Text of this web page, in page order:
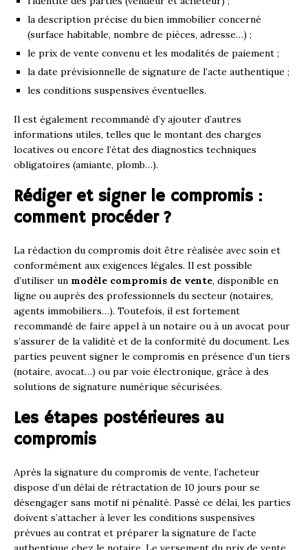
la description précise du bien immobilier concerné
(surface habitable, nombre de pièces, adresse…) ;
le prix de vente convenu et les modalités de paiement ;
la date prévisionnelle de signature de l’acte authentique ;
les conditions suspensives éventuelles.
Il est également recommandé d’y ajouter d’autres
informations utiles, telles que le montant des charges
locatives ou encore l’état des diagnostics techniques
obligatoires (amiante, plomb…).
Rédiger et signer le compromis :
comment procéder ?
La rédaction du compromis doit être réalisée avec soin et
conformément aux exigences légales. Il est possible
d’utiliser un modèle compromis de vente, disponible en
ligne ou auprès des professionnels du secteur (notaires,
agents immobiliers…). Toutefois, il est fortement
recommandé de faire appel à un notaire ou à un avocat pour
s’assurer de la validité et de la conformité du document. Les
parties peuvent signer le compromis en présence d’un tiers
(notaire, avocat…) ou par voie électronique, grâce à des
solutions de signature numérique sécurisées.
Les étapes postérieures au
compromis
Après la signature du compromis de vente, l’acheteur
dispose d’un délai de rétractation de 10 jours pour se
désengager sans motif ni pénalité. Passé ce délai, les parties
doivent s’attacher à lever les conditions suspensives
prévues au contrat et préparer la signature de l’acte